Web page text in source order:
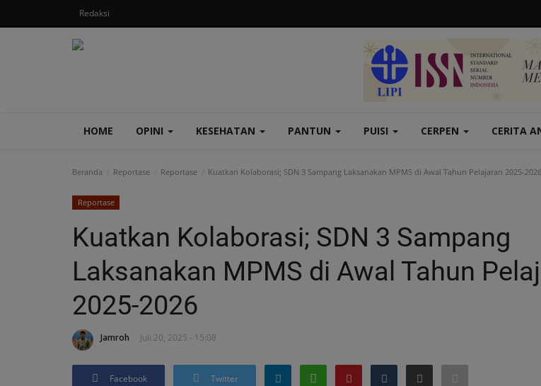
Redaksi
HOME OPINI KESEHATAN PANTUN PUISI CERPEN CERITA
Beranda Reportase Reportase Kuatkan Kolaborasi; SDN 3 Sampang Laksanakan MPMS di Awal Tahun Pelajaran 2025-2026
Reportase
Kuatkan Kolaborasi; SDN 3 Sampang
Laksanakan MPMS di Awal Tahun
2025-2026
Jamroh Juli 20, 2025 - 15:08
Facebook Twitter